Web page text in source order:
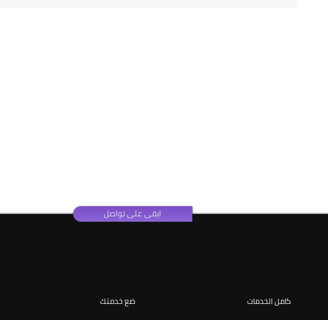
ابقى على تواصل
ضع خدمتك كامل الخدمات